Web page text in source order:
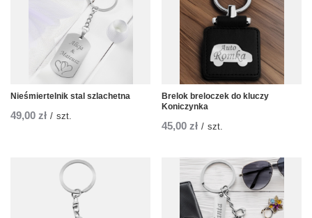
Nieśmiertelnik stal szlachetna
49,00 zł / szt.
Brelok breloczek do kluczy
Koniczynka
45,00 zł / szt.